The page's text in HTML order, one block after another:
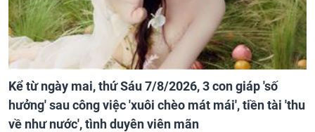
Kể từ ngày mai, thứ Sáu 7/8/2026, 3 con giáp 'số
hưởng' sau công việc 'xuôi chèo mát mái', tiền tài 'thu
về như nước', tình duyên viên mãn